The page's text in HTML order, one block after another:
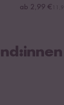
ab 2,99 €